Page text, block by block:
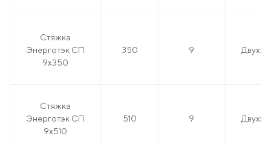
Стяжка
Энерготэк СП
9х350
350 9
Стяжка
Энерготэк СП
9х510
510 9